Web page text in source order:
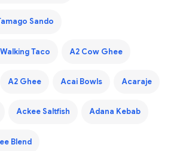
Sando
Taco A2 Cow Ghee
A2 Ghee Acai Bowls Acaraje
Ackee Saltfish Adana Kebab
Blend